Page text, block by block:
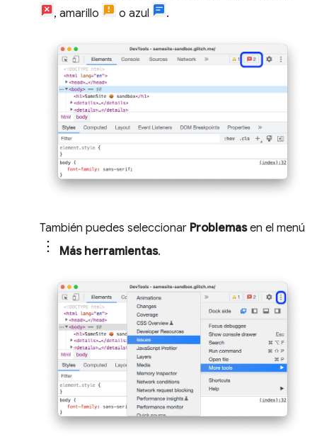
, amarillo
o azul .
También puedes seleccionar Problemasen el menú
Más herramientas.